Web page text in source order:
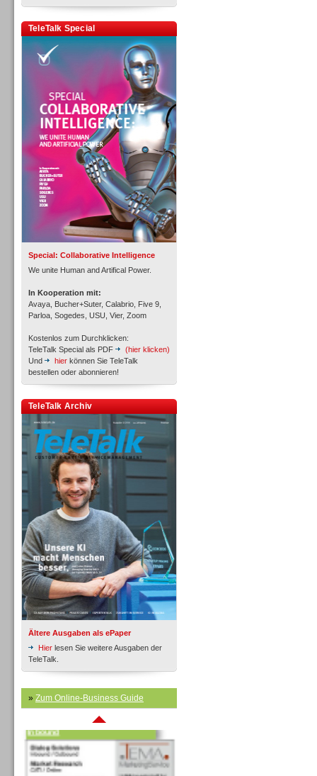
TeleTalk Special
Special: Collaborative Intelligence
We unite Human and Artifical Power.
In Kooperation mit:
Avaya, Bucher+Suter, Calabrio, Five 9,
Parloa, Sogedes, USU, Vier, Zoom
Kostenlos zum Durchklicken:
TeleTalk Special als PDF
(hier klicken)
Und
hier können Sie TeleTalk
bestellen oder abonnieren!
TeleTalk Archiv
Ältere Ausgaben als ePaper
Hier lesen Sie weitere Ausgaben der
TeleTalk.
» Zum Online-Business Guide
Personal
Inbound
Inbound
Inbound
Inbound